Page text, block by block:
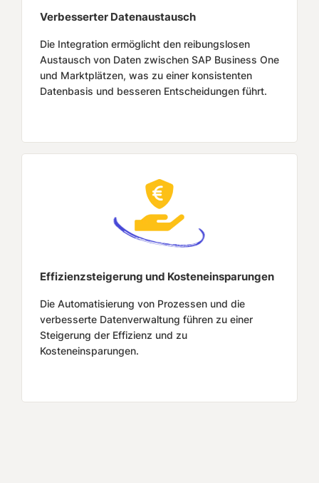
Verbesserter Datenaustausch
Die Integration ermöglicht den reibungslosen
Austausch von Daten zwischen SAP Business One
und Marktplätzen, was zu einer konsistenten
Datenbasis und besseren Entscheidungen führt.
Effizienzsteigerung und Kosteneinsparungen
Die Automatisierung von Prozessen und die
verbesserte Datenverwaltung führen zu einer
Steigerung der Effizienz und zu
Kosteneinsparungen.